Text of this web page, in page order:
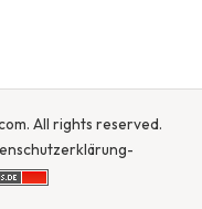
All rights reserved.
-